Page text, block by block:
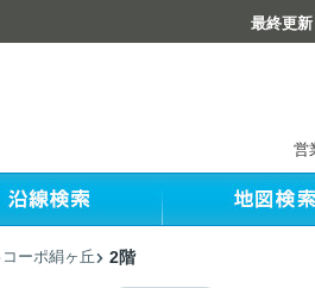
最終更
営
コーポ絹ヶ丘 2階